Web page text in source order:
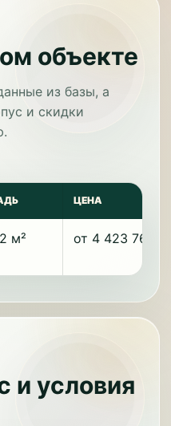
объекте
из базы, а
и скидки
ЦЕНА
м² от 4 423 760 ₽
и условия